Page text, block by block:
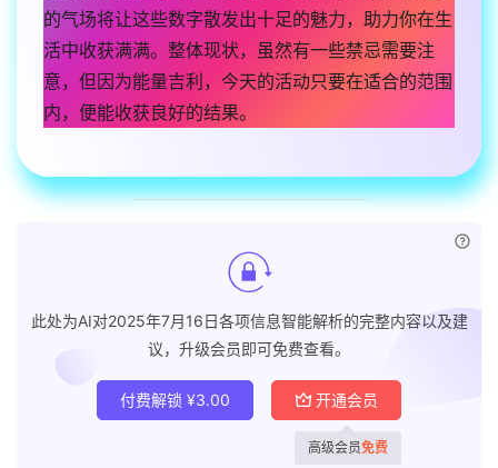
的气场将让这些数字散发出十足的魅力，助力你在生
活中收获满满。整体现状，虽然有一些禁忌需要注
意，但因为能量吉利，今天的活动只要在适合的范围
内，便能收获良好的结果。
此处为AI对2025年7月16日各项信息智能解析的完整内容以及建
议，升级会员即可免费查看。
付费解锁 ¥3.00 开通会员
高级会员免费